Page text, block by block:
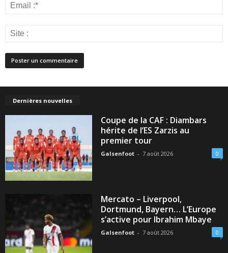
Dernières nouvelles
Coupe de la CAF : Diambars
hérite de l’ES Zarzis au
premier tour
Galsenfoot - 7 août 2026 0
Mercato – Liverpool,
Dortmund, Bayern… L’Europe
s’active pour Ibrahim Mbaye
Galsenfoot - 7 août 2026 0